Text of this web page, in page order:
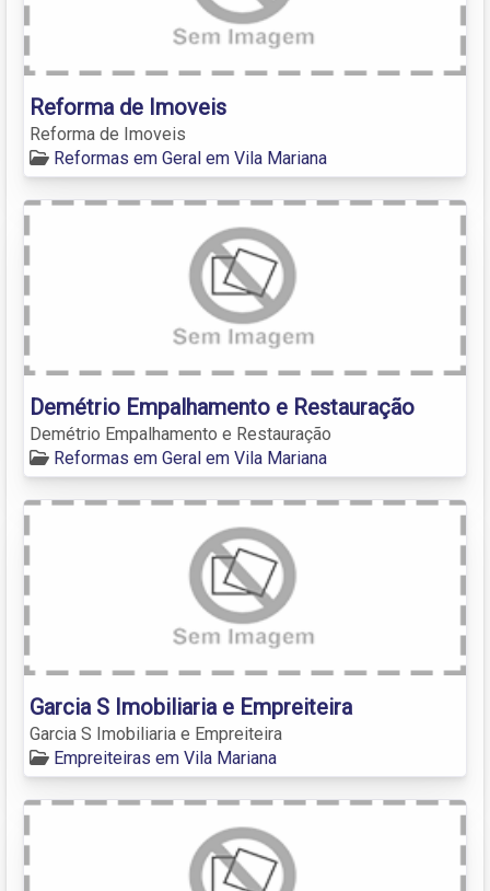
Reforma de Imoveis
Reforma de Imoveis
Reformas em Geral em Vila Mariana
Demétrio Empalhamento e Restauração
Demétrio Empalhamento e Restauração
Reformas em Geral em Vila Mariana
Garcia S Imobiliaria e Empreiteira
Garcia S Imobiliaria e Empreiteira
Empreiteiras em Vila Mariana